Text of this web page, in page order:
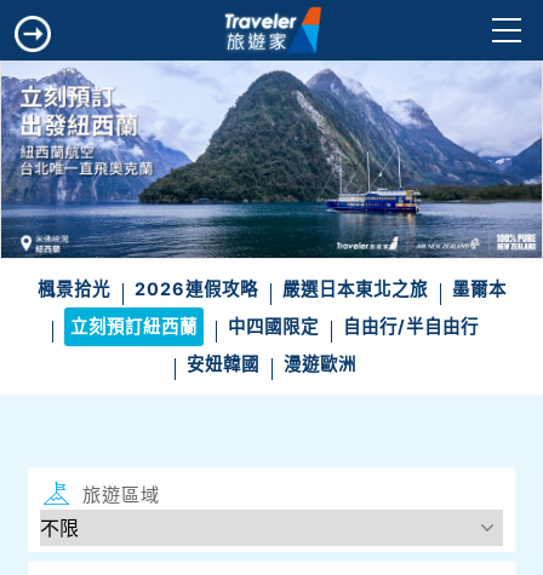
楓景拾光 2026連假攻略 嚴選日本東北之旅
墨爾本
立刻預訂紐西蘭
中四國限定
自由行/半自由行
安妞韓國
漫遊歐洲
旅遊區域